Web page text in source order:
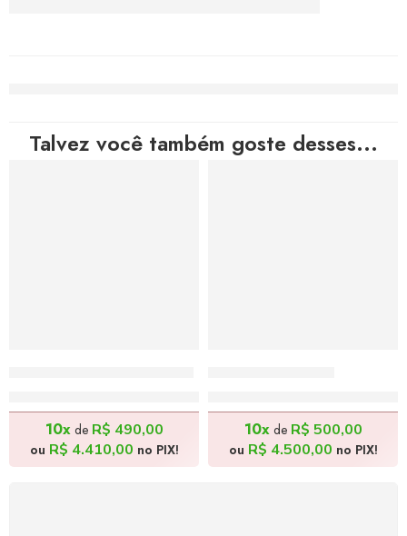
Talvez você também goste desses...
10xde R$ 490,00
ou R$ 4.410,00 no PIX!
10xde R$ 500,00
ou R$ 4.500,00 no PIX!